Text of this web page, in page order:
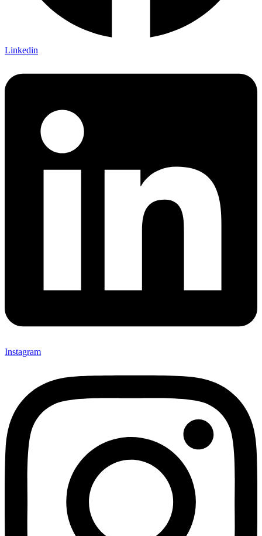
Linkedin
Instagram